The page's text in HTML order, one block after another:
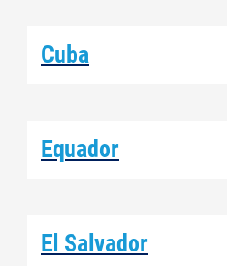
Cuba
Equador
El Salvador